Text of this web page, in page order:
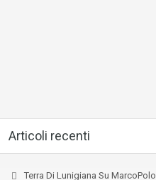
Articoli recenti
Terra Di Lunigiana Su